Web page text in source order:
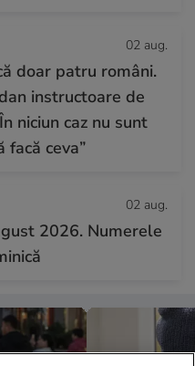
02 aug.
doar patru români.
instructoare de
niciun caz nu sunt
facă ceva”
02 aug.
2026. Numerele